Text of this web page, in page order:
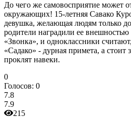
До чего же самовосприятие может
окружающих! 15-летняя Савако
девушка, желающая людям только
родители наградили ее внешностью
«Звонка», и одноклассники
«Садако» - дурная примета, а стоит
проклят навеки.
0
Голосов: 0
7.8
7.9
215